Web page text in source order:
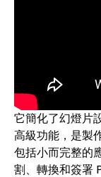
它簡化了幻燈片
高級功能，是製
包括小而完整的
割、轉換和簽署